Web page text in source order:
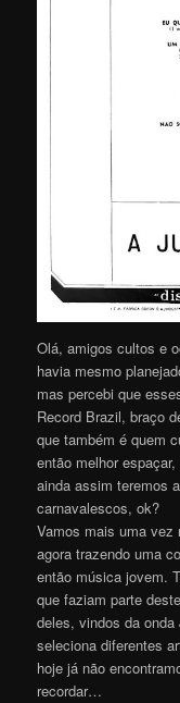
Olá, amigos cultos e
havia mesmo
mas percebi que
Record Brazil, braço
que também é quem
então melhor
ainda assim teremos
carnavalescos, ok?
Vamos mais uma vez
agora trazendo uma
então música jovem.
que faziam parte
deles, vindos da
seleciona diferentes
hoje já não
recordar…